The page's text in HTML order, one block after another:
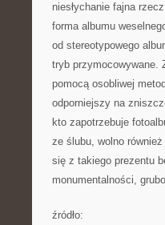
niesłychanie fajna
forma albumu
od stereotypowego
tryb przymocowywane.
pomocą osobliwej
odporniejszy na
kto zapotrzebuje
ze ślubu, wolno
się z takiego prezentu
monumentalności,
źródło: